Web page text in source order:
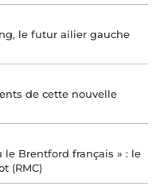
le futur ailier gauche
de cette nouvelle
le Brentford français » : le
(RMC)